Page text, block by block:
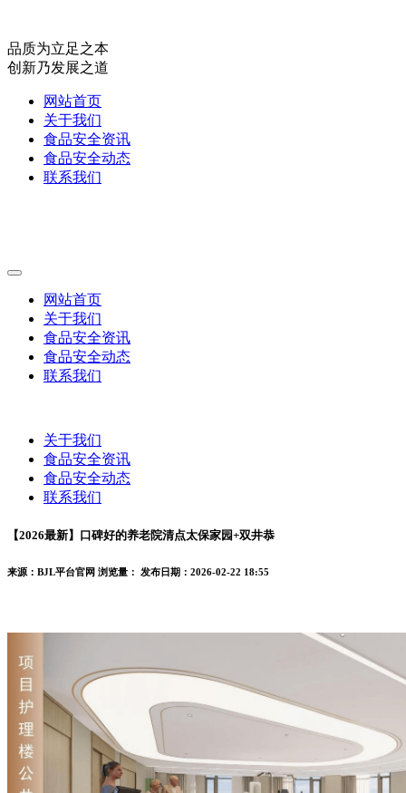
品质为立足之本
创新乃发展之道
网站首页
关于我们
食品安全资讯
食品安全动态
联系我们
网站首页
关于我们
食品安全资讯
食品安全动态
联系我们
关于我们
食品安全资讯
食品安全动态
联系我们
【2026最新】口碑好的养老院清点太保家园+双井恭
来源：BJL平台官网 浏览量： 发布日期：2026-02-22 18:55